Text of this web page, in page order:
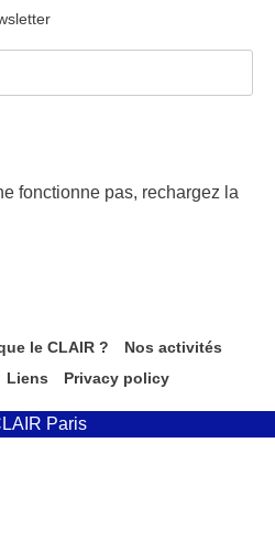
fonctionne pas, rechargez la
le CLAIR ?
Nos activités
Liens Privacy policy
Paris